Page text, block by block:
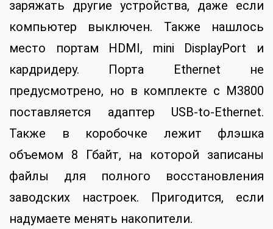
заряжать другие устройства, даже если
компьютер выключен. Также нашлось
место портам HDMI, mini DisplayPort и
кардридеру. Порта Ethernet не
предусмотрено, но в комплекте с M3800
поставляется адаптер USB-to-Ethernet.
Также в коробочке лежит флэшка
объемом 8 Гбайт, на которой записаны
файлы для полного восстановления
заводских настроек. Пригодится, если
надумаете менять накопители.